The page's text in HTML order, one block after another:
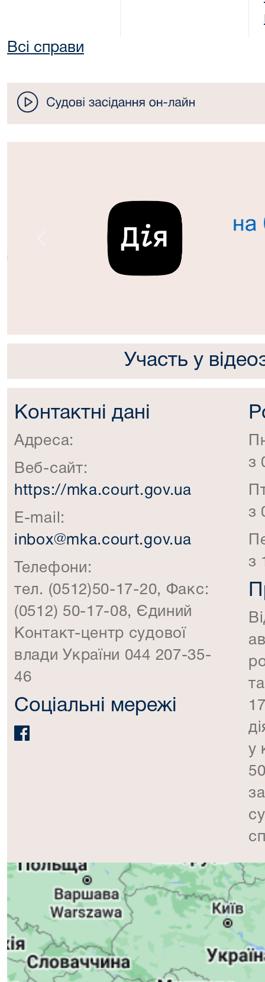
Всі справи
Попередній
Участь у
Контактні дані
Адреса:
Веб-сайт:
https://mka.court.gov.ua
E-mail:
inbox@mka.court.gov.ua
Телефони:
тел. (0512)50-17-20, Факс:
(0512) 50-17-08, Єдиний
Контакт-центр судової
влади України 044 207-35-
46
Соціальні мережі
з
з
з
у